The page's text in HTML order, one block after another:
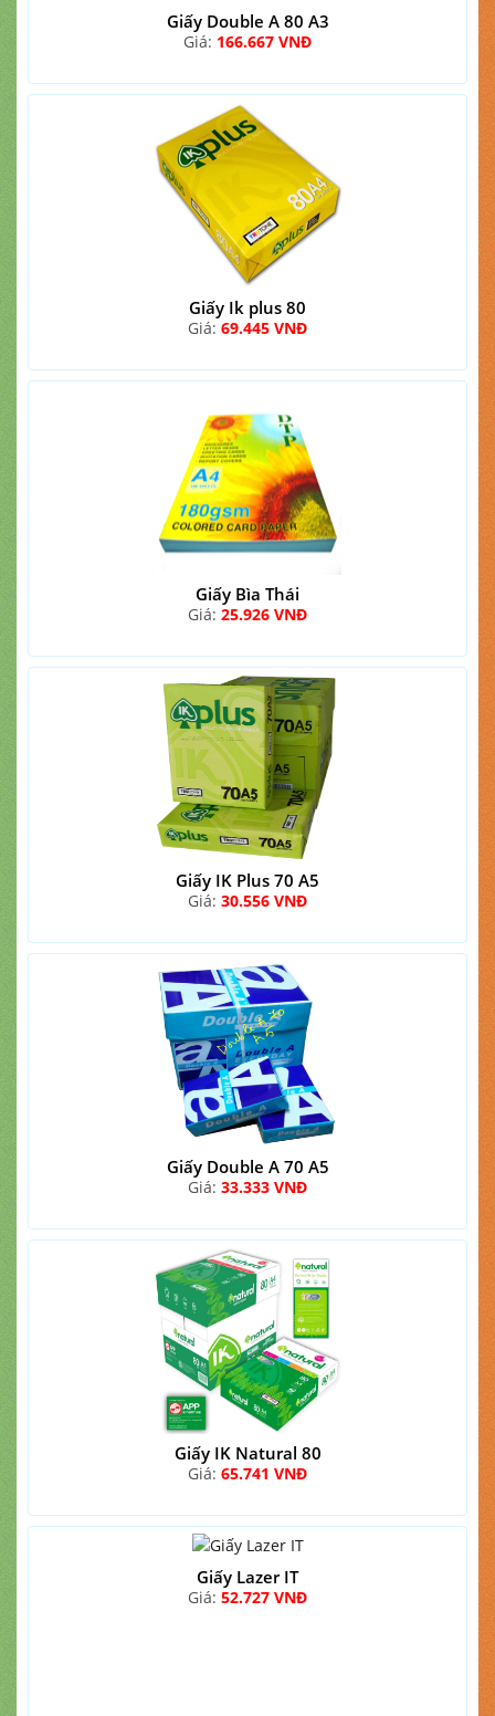
Giấy Double A 80 A3
Giá: 166.667 VNĐ
Giấy Ik plus 80
Giá: 69.445 VNĐ
Giấy Bìa Thái
Giá: 25.926 VNĐ
Giấy IK Plus 70 A5
Giá: 30.556 VNĐ
Giấy Double A 70 A5
Giá: 33.333 VNĐ
Giấy IK Natural 80
Giá: 65.741 VNĐ
Giấy Lazer IT
Giá: 52.727 VNĐ